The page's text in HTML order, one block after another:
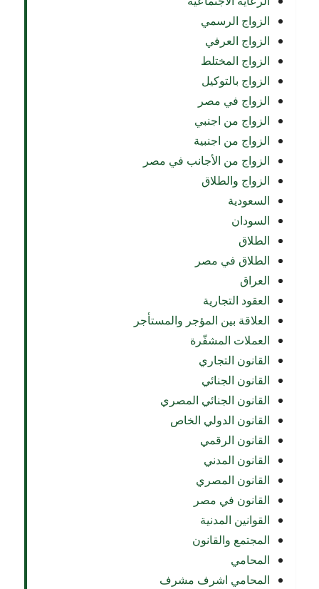
الزواج الرسمي
الزواج العرفي
الزواج المختلط
الزواج بالتوكيل
الزواج في مصر
الزواج من اجنبي
الزواج من اجنبية
الزواج من الأجانب في مصر
الزواج والطلاق
السعودية
السودان
الطلاق
الطلاق في مصر
العراق
العقود التجارية
العلاقة بين المؤجر والمستأجر
العملات المشفّرة
القانون التجاري
القانون الجنائي
القانون الجنائي المصري
القانون الدولي الخاص
القانون الرقمي
القانون المدني
القانون المصري
القانون في مصر
القوانين المدنية
المجتمع والقانون
المحامي
المحامي اشرف مشرف